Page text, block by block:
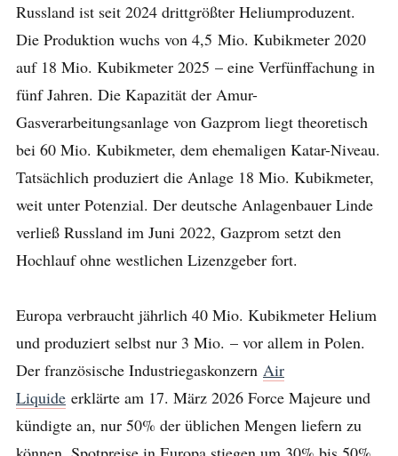
Russland ist seit 2024 drittgrößter Heliumproduzent.
Die Produktion wuchs von 4,5 Mio. Kubikmeter 2020
auf 18 Mio. Kubikmeter 2025 – eine Verfünffachung in
fünf Jahren. Die Kapazität der Amur-
Gasverarbeitungsanlage von Gazprom liegt theoretisch
bei 60 Mio. Kubikmeter, dem ehemaligen Katar-Niveau.
Tatsächlich produziert die Anlage 18 Mio. Kubikmeter,
weit unter Potenzial. Der deutsche Anlagenbauer Linde
verließ Russland im Juni 2022, Gazprom setzt den
Hochlauf ohne westlichen Lizenzgeber fort.
Europa verbraucht jährlich 40 Mio. Kubikmeter Helium
und produziert selbst nur 3 Mio. – vor allem in Polen.
Der französische Industriegaskonzern Air
Liquide erklärte am 17. März 2026 Force Majeure und
kündigte an, nur 50% der üblichen Mengen liefern zu